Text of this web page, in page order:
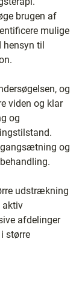
brugen af
mulige
hensyn til
og
viden og klar
og
og
udstrækning
aktiv
afdelinger
større